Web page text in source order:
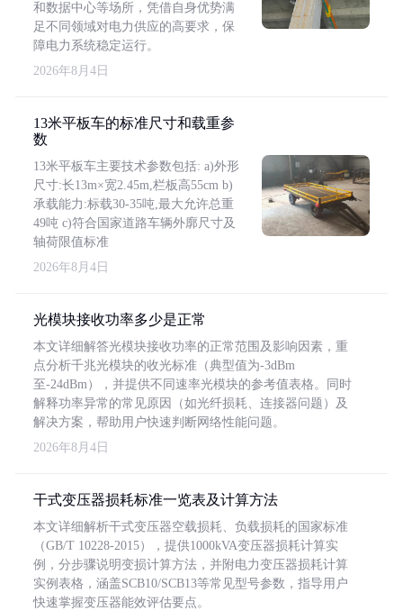
和数据中心等场所，凭借自身优势满
足不同领域对电力供应的高要求，保
障电力系统稳定运行。
2026年8月4日
13米平板车的标准尺寸和载重参
数
13米平板车主要技术参数包括: a)外形
尺寸:长13m×宽2.45m,栏板高55cm b)
承载能力:标载30-35吨,最大允许总重
49吨 c)符合国家道路车辆外廓尺寸及
轴荷限值标准
2026年8月4日
光模块接收功率多少是正常
本文详细解答光模块接收功率的正常范围及影响因素，重
点分析千兆光模块的收光标准（典型值为-3dBm
至-24dBm），并提供不同速率光模块的参考值表格。同时
解释功率异常的常见原因（如光纤损耗、连接器问题）及
解决方案，帮助用户快速判断网络性能问题。
2026年8月4日
干式变压器损耗标准一览表及计算方法
本文详细解析干式变压器空载损耗、负载损耗的国家标准
（GB/T 10228-2015），提供1000kVA变压器损耗计算实
例，分步骤说明变损计算方法，并附电力变压器损耗计算
实例表格，涵盖SCB10/SCB13等常见型号参数，指导用户
快速掌握变压器能效评估要点。